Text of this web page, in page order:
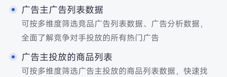
广告主广告列表数据
可按多维度筛选竞品广告列表数据、广告分析数据，
全面了解竞争对手投放的所有热门广告
广告主投放的商品列表
可按多维度筛选广告主投放的商品列表数据，快速找